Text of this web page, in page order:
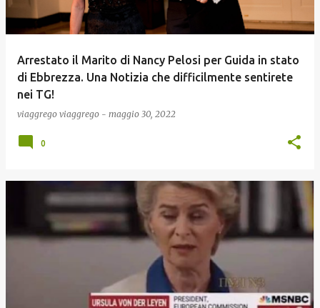
Arrestato il Marito di Nancy Pelosi per Guida in stato
di Ebbrezza. Una Notizia che difficilmente sentirete
nei TG!
viaggrego viaggrego - maggio 30, 2022
0